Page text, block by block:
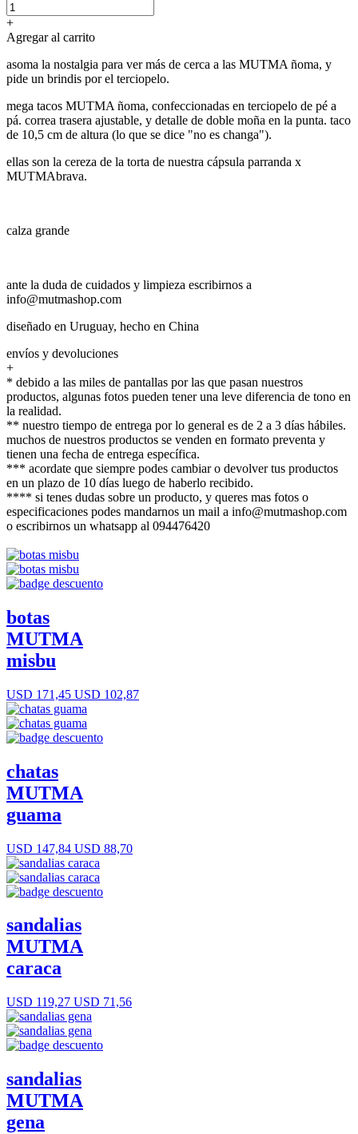
+
Agregar al carrito
asoma la nostalgia para ver más de cerca a las MUTMA ñoma, y
pide un brindis por el terciopelo.
mega tacos MUTMA ñoma, confeccionadas en terciopelo de pé a
pá. correa trasera ajustable, y detalle de doble moña en la punta. taco
de 10,5 cm de altura (lo que se dice "no es changa").
ellas son la cereza de la torta de nuestra cápsula parranda x
MUTMAbrava.
calza grande
ante la duda de cuidados y limpieza escribirnos a
info@mutmashop.com
diseñado en Uruguay, hecho en China
envíos y devoluciones
+
* debido a las miles de pantallas por las que pasan nuestros
productos, algunas fotos pueden tener una leve diferencia de tono en
la realidad.
** nuestro tiempo de entrega por lo general es de 2 a 3 días hábiles.
muchos de nuestros productos se venden en formato preventa y
tienen una fecha de entrega específica.
*** acordate que siempre podes cambiar o devolver tus productos
en un plazo de 10 días luego de haberlo recibido.
**** si tenes dudas sobre un producto, y queres mas fotos o
especificaciones podes mandarnos un mail a info@mutmashop.com
o escribirnos un whatsapp al 094476420
botas
MUTMA
misbu
USD 171,45 USD 102,87
chatas
MUTMA
guama
USD 147,84 USD 88,70
sandalias
MUTMA
caraca
USD 119,27 USD 71,56
sandalias
MUTMA
gena